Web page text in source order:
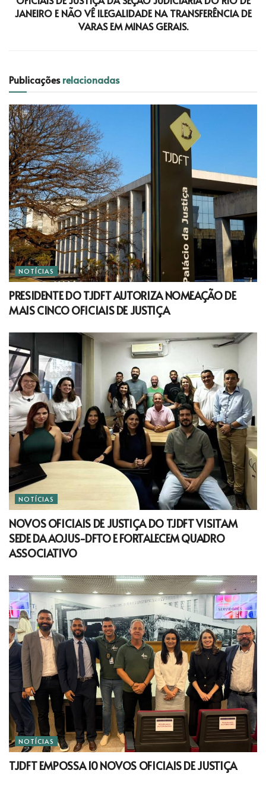
JANEIRO E NÃO VÊ ILEGALIDADE NA TRANSFERÊNCIA DE
VARAS EM MINAS GERAIS.
Publicaçõesrelacionadas
NOTÍCIAS
PRESIDENTE DO TJDFT AUTORIZA NOMEAÇÃO DE
MAIS CINCO OFICIAIS DE JUSTIÇA
NOTÍCIAS
NOVOS OFICIAIS DE JUSTIÇA DO TJDFT VISITAM
SEDE DA AOJUS-DFTO E FORTALECEM QUADRO
ASSOCIATIVO
NOTÍCIAS
TJDFT EMPOSSA 10 NOVOS OFICIAIS DE JUSTIÇA